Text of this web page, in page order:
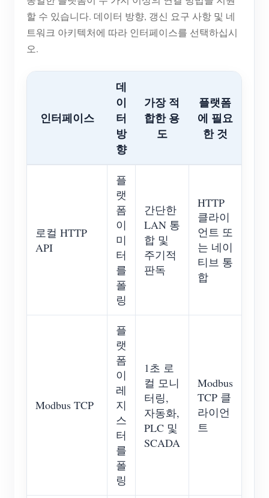
할 수 있습니다. 데이터 방향, 갱신 요구 사항 및 네
트워크 아키텍처에 따라 인터페이스를 선택하십시
오.
인터페이스
데
이
터
방
향
가장 적
합한 용
도
플랫폼
에 필요
한 것
로컬 HTTP
API
플
랫
폼
이
미
터
를
폴
링
간단한
LAN 통
합 및
주기적
판독
HTTP
클라이
언트 또
는 네이
티브 통
합
Modbus TCP
플
랫
폼
이
레
지
스
터
를
폴
링
1초 로
컬 모니
터링,
자동화,
PLC 및
SCADA
Modbus
TCP 클
라이언
트